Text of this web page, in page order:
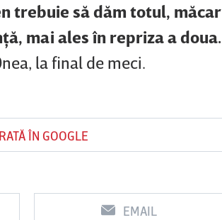
trebuie să dăm totul, măcar
mai ales în repriza a doua.
la final de meci.
ÎN GOOGLE
EMAIL